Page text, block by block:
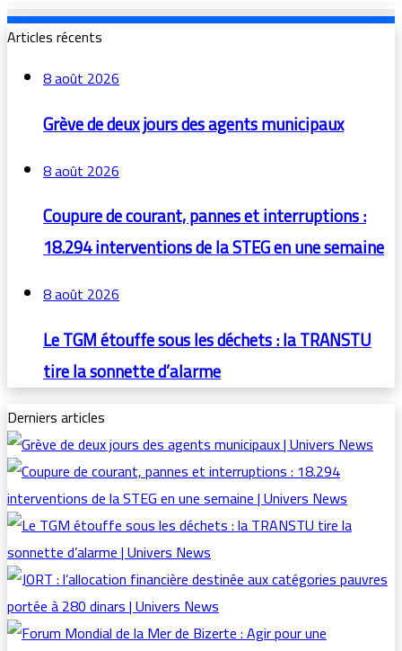
Articles récents
8 août 2026
Grève de deux jours des agents municipaux
8 août 2026
Coupure de courant, pannes et interruptions :
18.294 interventions de la STEG en une semaine
8 août 2026
Le TGM étouffe sous les déchets : la TRANSTU
tire la sonnette d’alarme
Derniers articles